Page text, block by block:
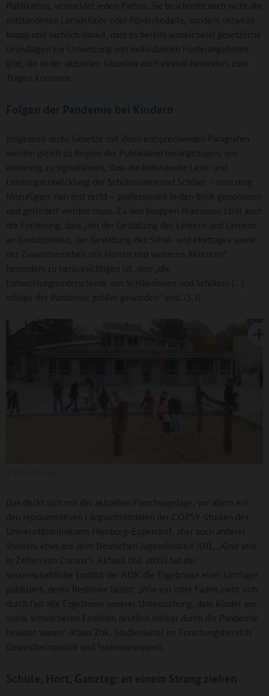
Publikation, vermeidet jeden Pathos. Sie beschreibt auch nicht die
entstandenen Lerndefizite oder Förderbedarfe, sondern verweist
knapp und sachlich darauf, dass es bereits ausreichend gesetzliche
Grundlagen zur Umsetzung von individuellen Förderangeboten
gibt, die in der aktuellen Situation noch einmal besonders zum
Tragen kommen.
Folgen der Pandemie bei Kindern
Insgesamt sechs Gesetze mit ihren entsprechenden Paragrafen
werden gleich zu Beginn der Publikation herangezogen, um
eindeutig zu signalisieren, dass die individuelle Lern- und
Leistungsentwicklung der Schülerinnen und Schüler – man mag
hinzufügen: nun erst recht – professionell in den Blick genommen
und gefördert werden muss. Zu den knappen Prämissen zählt auch
die Forderung, dass „bei der Gestaltung des Lehrens und Lernens
an Grundschulen, der Gestaltung des Schul- und Horttages sowie
der Zusammenarbeit mit Horten und weiteren Akteuren“
besonders zu berücksichtigen ist, dass „die
Entwicklungsunterschiede von Schülerinnen und Schülern (…)
infolge der Pandemie grö­ßer geworden“ sind. (S.3)
Das deckt sich mit der aktuellen Forschungslage, vor allem mit
den repräsentativen Längsschnittdaten der COPSY-Studien des
Universitätsklinikums Hamburg-Eppendorf, aber auch anderer
Studien, etwa aus dem Deutschen Jugendinstitut (DJI, „Kind sein
in Zeiten von Corona“). Aktuell (Juli 2022) hat das
wissenschaftliche Institut der AOK die Ergebnisse einer Umfrage
publiziert, deren Resümee lautet: „Wie ein roter Faden zieht sich
durch fast alle Ergebnisse unserer Untersuchung, dass Kinder aus
sozial schwächeren Familien deutlich stärker durch die Pandemie
belastet waren“ (Klaus Zok, Studienleiter im Forschungsbereich
Gesundheitspolitik und Systemanalysen).
Schule, Hort, Ganztag: an einem Strang ziehen